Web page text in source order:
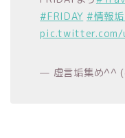
#FRIDAY #情報
pic.twitter.com/
— 虚言垢集め^^